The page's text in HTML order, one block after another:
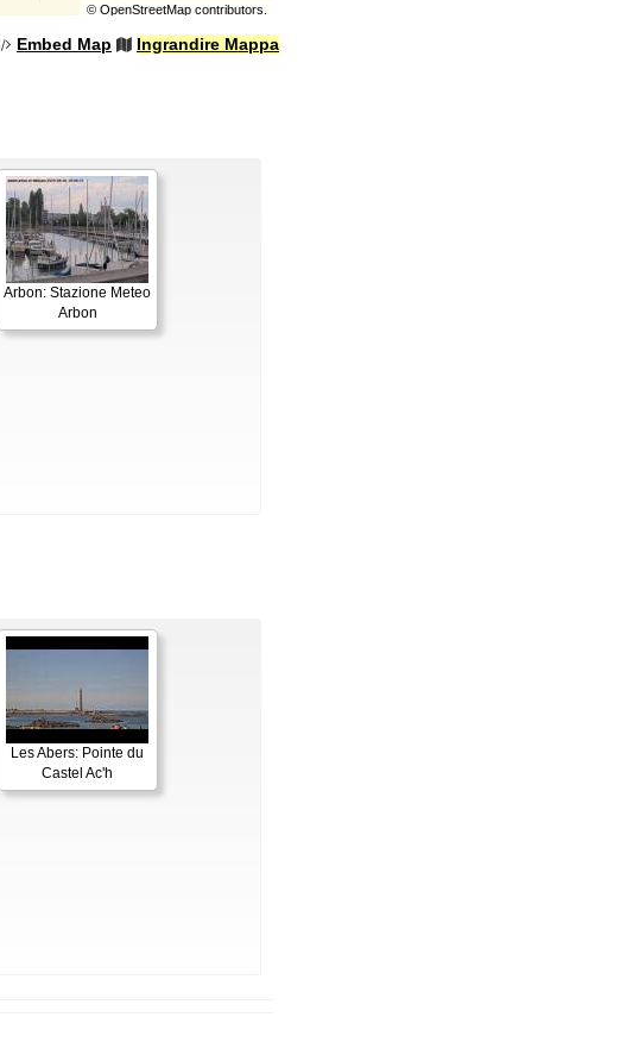
© OpenStreetMapcontributors.
Embed Map Ingrandire Mappa
Arbon: Stazione Meteo
Arbon
Les Abers: Pointe du
Castel Ac'h